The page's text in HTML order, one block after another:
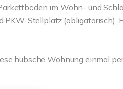
im Wohn- und
Stellplatz (obligatorisch).
hübsche Wohnung einmal